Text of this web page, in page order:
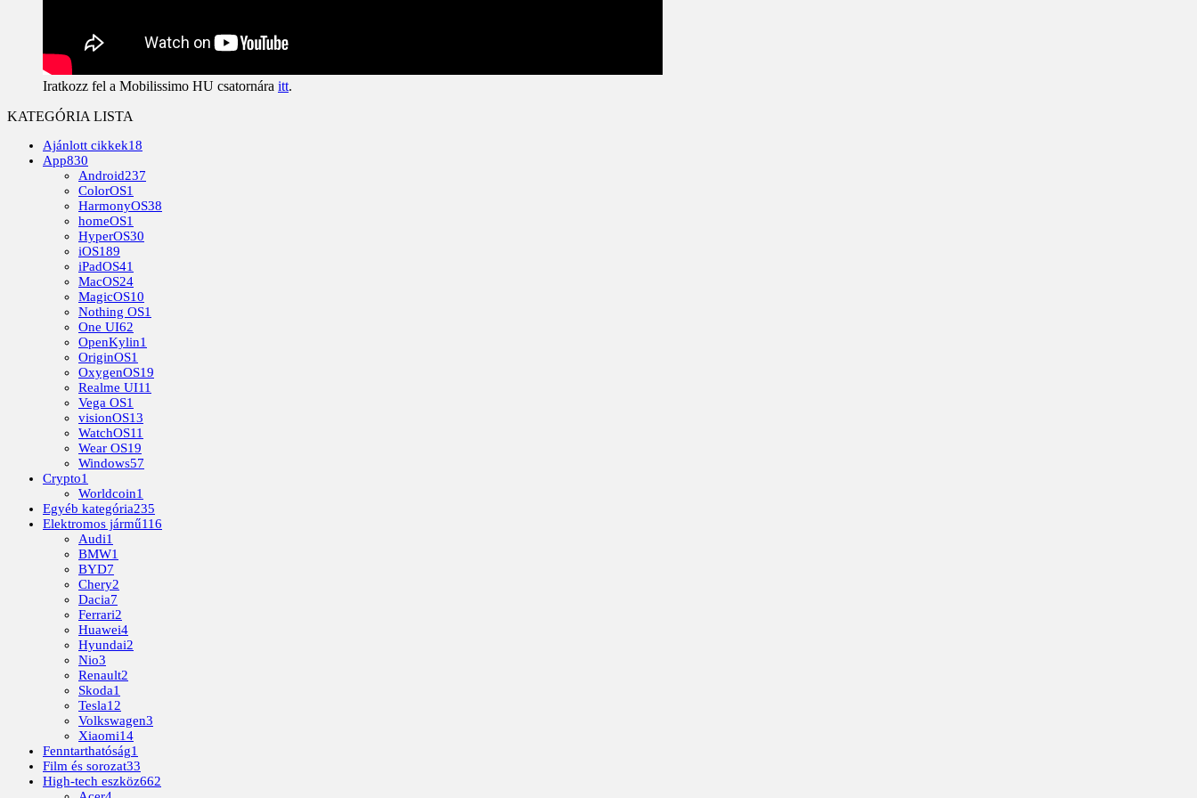
Iratkozz fel a Mobilissimo HU csatornára itt.
KATEGÓRIA LISTA
Ajánlott cikkek18
App830
Android237
ColorOS1
HarmonyOS38
homeOS1
HyperOS30
iOS189
iPadOS41
MacOS24
MagicOS10
Nothing OS1
One UI62
OpenKylin1
OriginOS1
OxygenOS19
Realme UI11
Vega OS1
visionOS13
WatchOS11
Wear OS19
Windows57
Crypto1
Worldcoin1
Egyéb kategória235
Elektromos jármű116
Audi1
BMW1
BYD7
Chery2
Dacia7
Ferrari2
Huawei4
Hyundai2
Nio3
Renault2
Skoda1
Tesla12
Volkswagen3
Xiaomi14
Fenntarthatóság1
Film és sorozat33
High-tech eszköz662